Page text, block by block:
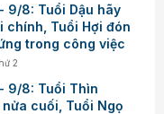
9/8: Tuổi Dậu hãy
chính, Tuổi Hợi đón
trong công việc
2
9/8: Tuổi Thìn
cuối, Tuổi Ngọ